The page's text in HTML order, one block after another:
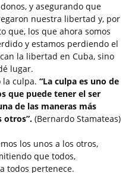
y asegurando que
nuestra libertad y, por
que, los que ahora somos
y estamos perdiendo el
la libertad en Cuba, sino
lugar.
la culpa. “La culpa es uno de
que puede tener el ser
de las maneras más
otros”. (Bernardo Stamateas)
los unos a los otros,
que todos,
todos pertenece.